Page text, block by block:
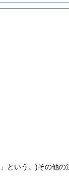
という。)その他の